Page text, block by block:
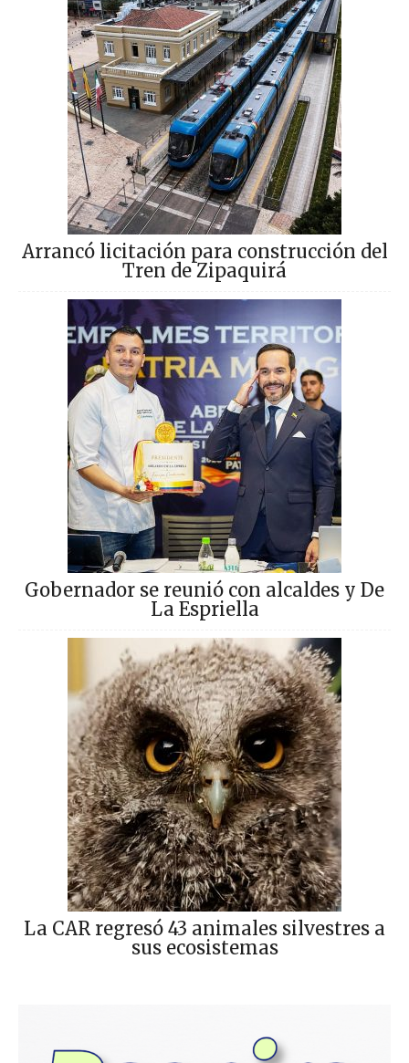
Arrancó licitación para construcción del
Tren de Zipaquirá
Gobernador se reunió con alcaldes y De
La Espriella
La CAR regresó 43 animales silvestres a
sus ecosistemas